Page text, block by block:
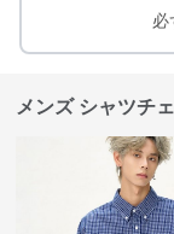
必
メンズ シャツチ